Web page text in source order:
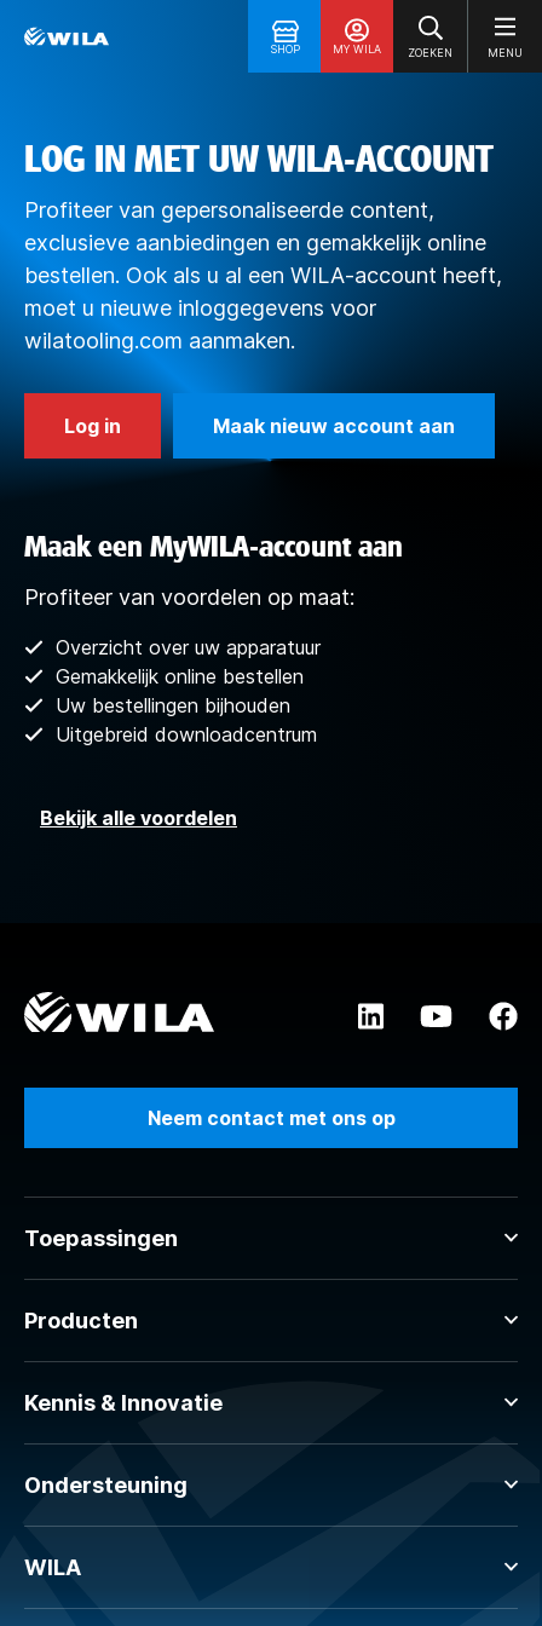
SHOP MY WILA ZOEKEN MENU
LOG IN MET UW WILA-ACCOUNT
Profiteer van gepersonaliseerde content,
exclusieve aanbiedingen en gemakkelijk online
bestellen. Ook als u al een WILA-account heeft,
moet u nieuwe inloggegevens voor
wilatooling.com aanmaken.
Log in Maak nieuw account aan
Maak een MyWILA-account aan
Profiteer van voordelen op maat:
Overzicht over uw apparatuur
Gemakkelijk online bestellen
Uw bestellingen bijhouden
Uitgebreid downloadcentrum
Bekijk alle voordelen
Neem contact met ons op
Toepassingen
Producten
Kennis & Innovatie
Ondersteuning
WILA